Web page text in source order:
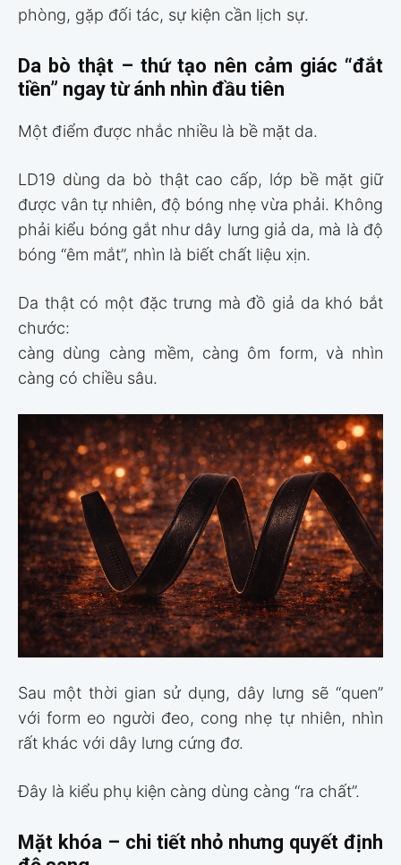
phòng, gặp đối tác, sự kiện cần lịch sự.
Da bò thật – thứ tạo nên cảm giác “đắt
tiền” ngay từ ánh nhìn đầu tiên
Một điểm được nhắc nhiều là bề mặt da.
LD19 dùng da bò thật cao cấp, lớp bề mặt giữ
được vân tự nhiên, độ bóng nhẹ vừa phải. Không
phải kiểu bóng gắt như dây lưng giả da, mà là độ
bóng “êm mắt”, nhìn là biết chất liệu xịn.
Da thật có một đặc trưng mà đồ giả da khó bắt
chước:
càng dùng càng mềm, càng ôm form, và nhìn
càng có chiều sâu.
Sau một thời gian sử dụng, dây lưng sẽ “quen”
với form eo người đeo, cong nhẹ tự nhiên, nhìn
rất khác với dây lưng cứng đơ.
Đây là kiểu phụ kiện càng dùng càng “ra chất”.
Mặt khóa – chi tiết nhỏ nhưng quyết định